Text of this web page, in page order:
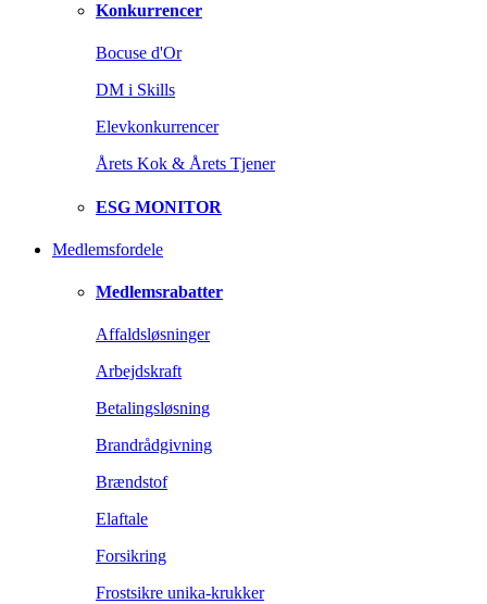
Konkurrencer
Bocuse d'Or
DM i Skills
Elevkonkurrencer
Årets Kok & Årets Tjener
ESG MONITOR
Medlemsfordele
Medlemsrabatter
Affaldsløsninger
Arbejdskraft
Betalingsløsning
Brandrådgivning
Brændstof
Elaftale
Forsikring
Frostsikre unika-krukker